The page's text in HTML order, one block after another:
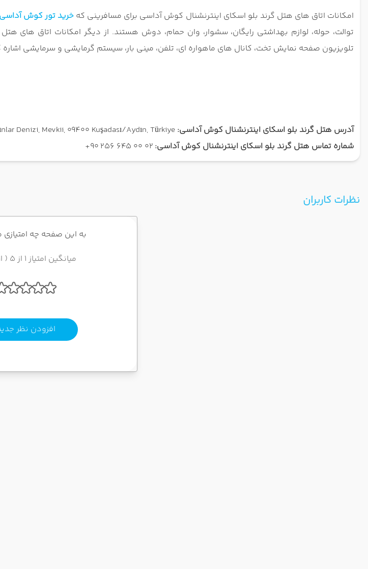
امکانات اتاق های هتل گرند بلو اسکای اینترنشنال کوش آداسی برای مسافرینی که خرید تور کوش
توالت، حوله، لوازم بهداشتی رایگان، سشوار، وان حمام، دوش هستند. از دیگر امکانات اتاق
تلویزیون صفحه نمایش تخت، کانال های ماهواره ای، تلفن، مینی بار، سیستم گرمایشی و سرمایشی اشاره
آدرس هتل گرند بلو اسکای اینترنشنال کوش آداسی:
شماره تماس هتل گرند بلو اسکای اینترنشنال کوش آداسی:
نظرات کاربران
به این صفحه چه
میانگین امتیاز 1 از 5 ( از 1 رای )
افزودن نظر